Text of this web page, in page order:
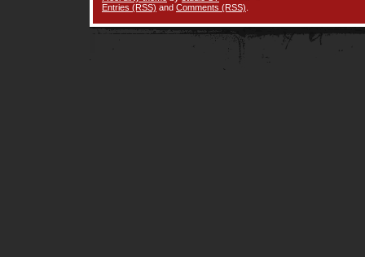
Entries (RSS) and Comments (RSS)